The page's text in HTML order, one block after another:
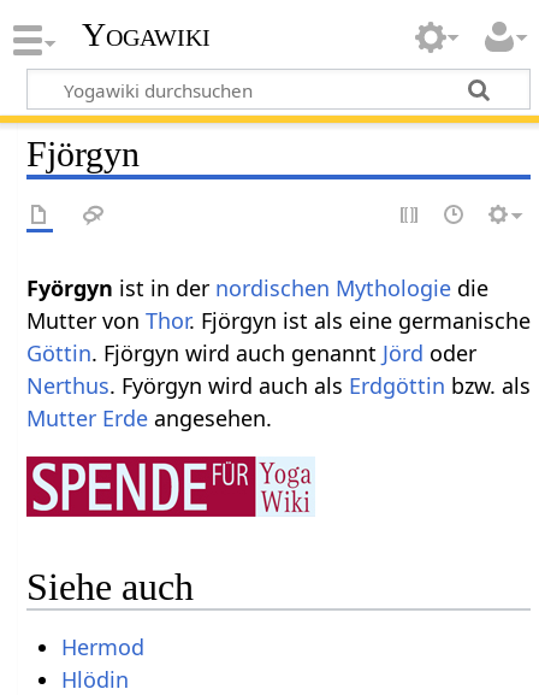
Yogawiki
Fjörgyn
Fyörgyn ist in der nordischen Mythologie die
Mutter vonThor. Fjörgyn ist als eine germanische
Göttin. Fjörgyn wird auch genannt Jörd oder
Nerthus. Fyörgyn wird auch als Erdgöttin bzw. als
Mutter Erde angesehen.
Siehe auch
Hermod
Hlödin